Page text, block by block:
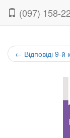
(097) 158-
← Відповіді 9-й